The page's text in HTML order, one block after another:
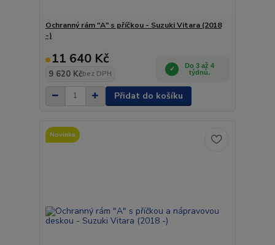
Ochranný rám "A" s příčkou - Suzuki Vitara (2018
-)
11 640 Kč
9 620 Kčbez DPH
Do 3 až 4
týdnů.
Přidat do košíku
Novinka